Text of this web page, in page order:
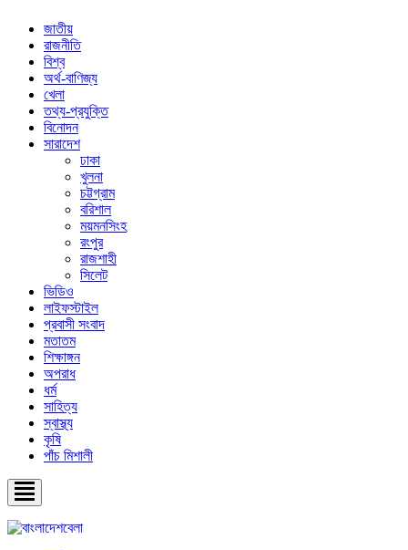
জাতীয়
রাজনীতি
বিশ্ব
অর্থ-বাণিজ্য
খেলা
তথ্য-প্রযুক্তি
বিনোদন
সারাদেশ
ঢাকা
খুলনা
চট্টগ্রাম
বরিশাল
ময়মনসিংহ
রংপুর
রাজশাহী
সিলেট
ভিডিও
লাইফস্টাইল
প্রবাসী সংবাদ
মতাতম
শিক্ষাঙ্গন
অপরাধ
ধর্ম
সাহিত্য
স্বাস্থ্য
কৃষি
পাঁচ মিশালী